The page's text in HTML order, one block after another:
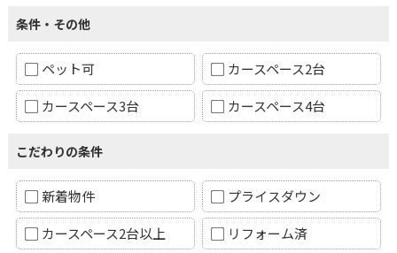
条件・その他
ペット可
カースペース2台
カースペース3台
カースペース4台
こだわりの条件
新着物件
プライスダウン
カースペース2台以上
リフォーム済